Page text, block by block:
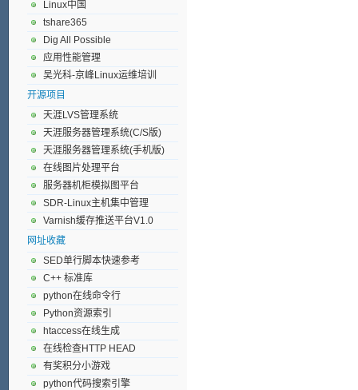
Linux中国
tshare365
Dig All Possible
应用性能管理
吴光科-京峰Linux运维培训
开源项目
天涯LVS管理系统
天涯服务器管理系统(C/S版)
天涯服务器管理系统(手机版)
在线图片处理平台
服务器机柜模拟图平台
SDR-Linux主机集中管理
Varnish缓存推送平台V1.0
网址收藏
SED单行脚本快速参考
C++ 标准库
python在线命令行
Python资源索引
htaccess在线生成
在线检查HTTP HEAD
有奖积分小游戏
python代码搜索引擎